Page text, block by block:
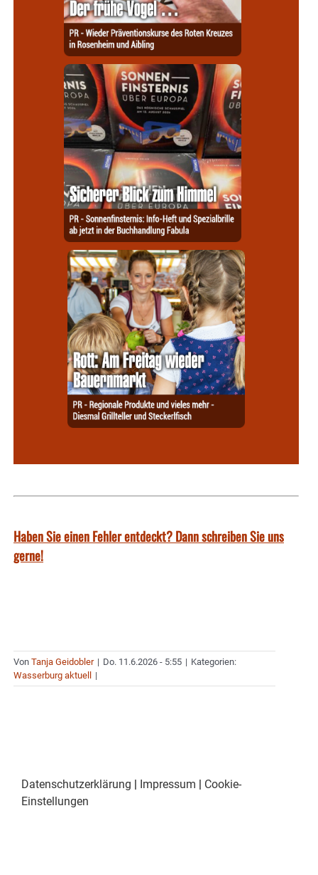
Haben Sie einen Fehler entdeckt? Dann schreiben Sie uns
gerne!
Von Tanja Geidobler | Do. 11.6.2026 - 5:55 | Kategorien:
Wasserburg aktuell
|
Datenschutzerklärung | Impressum | Cookie-
Einstellungen